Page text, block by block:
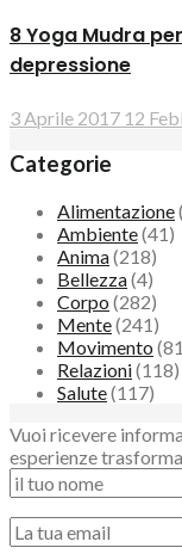
8 Yoga Mudra
depressione
3 Aprile 2017 12
Categorie
Alimentazione
Ambiente(41)
Anima(218)
Bellezza(4)
Corpo (282)
Mente(241)
Movimento
Relazioni(118)
Salute(117)
Vuoi ricevere
esperienze